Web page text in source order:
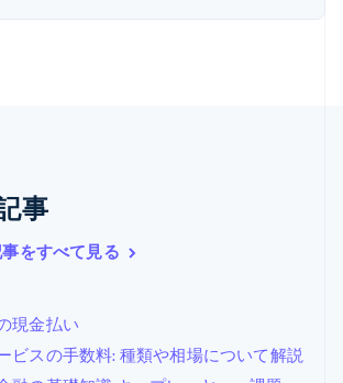
事
をすべて見る
現金払い
ビスの手数料: 種類や相場について解説